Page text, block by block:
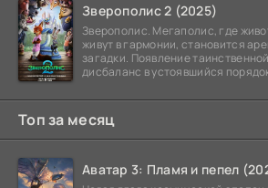
Зверополис 2 (2025)
Зверополис. Мегаполис, где
живут в гармонии, становится
загадки. Появление
дисбаланс в устоявшийся
Топ за месяц
Аватар 3: Пламя и пепел